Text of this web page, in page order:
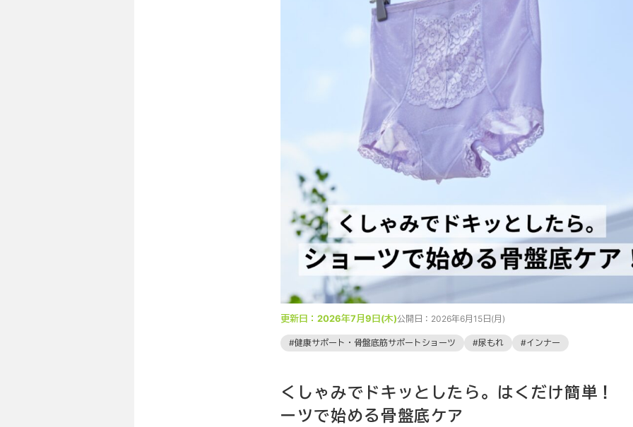
編集部の愛用品
【体験談】私の「買ってよかっ
片付け・掃除術
新商品を試してみた！
ハルメク通販サイト
更新日： 2026年7月9日(木)公開日： 2026年6月15日(月)
健康サポート・骨盤底筋サポートショーツ 尿もれ インナー
くしゃみでドキッとしたら。はくだけ簡単！
ーツで始める骨盤底ケア